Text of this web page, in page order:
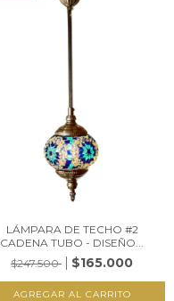
LÁMPARA DE TECHO #2
CADENA TUBO - DISEÑO...
$247.500
$165.000